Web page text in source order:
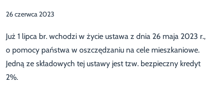
26 czerwca 2023
Już 1 lipca br. wchodzi w życie ustawa z dnia 26 maja 2023 r.,
o pomocy państwa w oszczędzaniu na cele mieszkaniowe.
Jedną ze składowych tej ustawy jest tzw. bezpieczny kredyt
2%.